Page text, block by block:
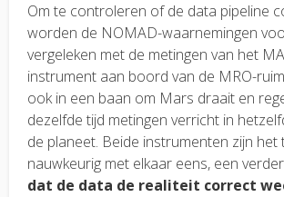
Om te controleren of de data pipeline
worden de NOMAD-waarnemingen
vergeleken met de metingen van het
instrument aan boord van de MRO-
ook in een baan om Mars draait en
dezelfde tijd metingen verricht in
de planeet. Beide instrumenten zijn het
nauwkeurig met elkaar eens, een
dat de data de realiteit correct